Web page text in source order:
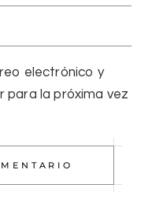
electrónico y
para la próxima vez